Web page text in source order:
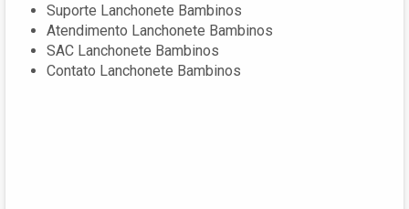
Suporte Lanchonete Bambinos
Atendimento Lanchonete Bambinos
SAC Lanchonete Bambinos
Contato Lanchonete Bambinos